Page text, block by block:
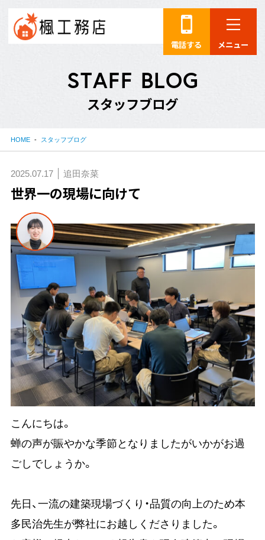
電話する メニュー
STAFF BLOG
スタッフブログ
HOME スタッフブログ
2025.07.17 追田奈菜
世界一の現場に向けて
こんにちは。
蝉の声が賑やかな季節となりましたがいかがお過
ごしでしょうか。
先日、一流の建築現場づくり・品質の向上のため本
多民治先生が弊社にお越しくださりました。